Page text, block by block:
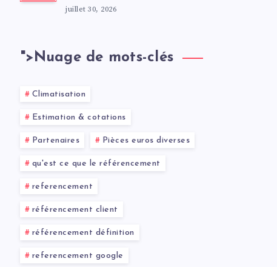
juillet 30, 2026
">Nuage de mots-clés
Climatisation
Estimation & cotations
Partenaires Pièces euros diverses
qu'est ce que le référencement
referencement
référencement client
référencement définition
referencement google